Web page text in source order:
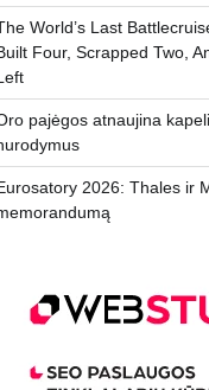
World’s Last
Four, Scrapped Two,
pajėgos atnaujina
2026: Thales ir